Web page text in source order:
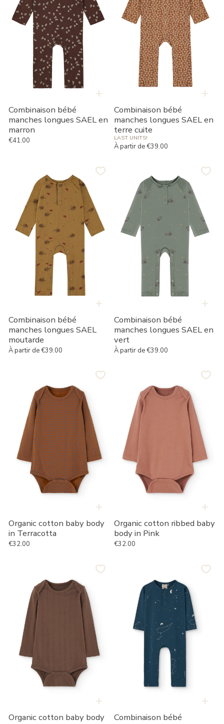
marron
+
Combinaison bébé
manches longues SAEL en
marron
Prix habituel
€41.00
terre
cuite
+
Combinaison bébé
manches longues SAEL en
terre cuite
LAST UNITS!
Prix habituel
À partir de €39.00
manches
longues
SAEL
moutarde
+
Combinaison bébé
manches longues SAEL
moutarde
Prix habituel
À partir de €39.00
manches
longues
SAEL
vert
+
Combinaison bébé
manches longues SAEL en
vert
Prix habituel
À partir de €39.00
Terracotta
+
Organic cotton baby body
in Terracotta
Prix habituel
€32.00
+
Organic cotton ribbed baby
body in Pink
Prix habituel
€32.00
Brown
+
Organic cotton baby body
longues
constellations
bleues
+
Combinaison bébé